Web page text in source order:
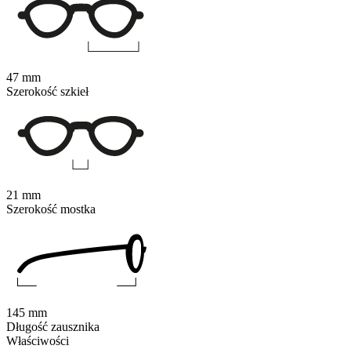
Właściwości
47 mm
Szerokość szkieł
21 mm
Szerokość mostka
145 mm
Długość zausznika